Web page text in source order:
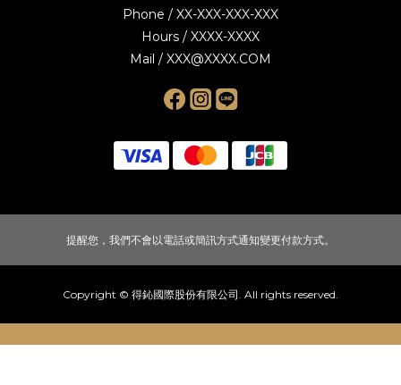
Phone / XX-XXX-XXX-XXX
Hours / XXXX-XXXX
Mail / XXX@XXXX.COM
提醒您，我們不會以電話或簡訊方式通知變更付款方式。
Copyright © 得鈊國際股份有限公司. All rights reserved.